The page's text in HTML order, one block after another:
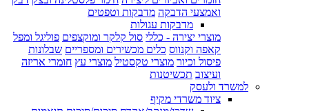
ואמצעי הדבקה מדבקות וטפטים
מדבקות עגולות
מוצרי יצירה - כללי סול קלקר ומוקצפים פוליגל ומפל
קאפה וקנווס כלים מכשירים ומספריים שבלונות
פיסול וכיור מוצרי טקסטיל מוצרי עץ חומרי אריזה
ועיצוב תכשיטנות
למשרד ולעסק
ציוד משרדי מקיף